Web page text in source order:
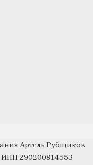
Артель Рубщиков
ИНН 290200814553